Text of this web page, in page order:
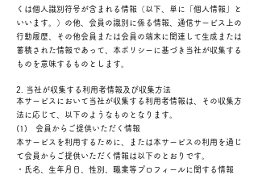
くは個人識別符号が含まれる情報（以下、単に「個人情報」と
いいます。）の他、会員の識別に係る情報、通信サービス上の
行動履歴、その他会員または会員の端末に関連して生成または
蓄積された情報であって、本ポリシーに基づき当社が収集する
ものを意味するものとします。
2. 当社が収集する利用者情報及び収集方法
本サービスにおいて当社が収集する利用者情報は、その収集方
法に応じて、以下のようなものとなります。
(1) 会員からご提供いただく情報
本サービスを利用するために、または本サービスの利用を通じ
て会員からご提供いただく情報は以下のとおりです。
・氏名、生年月日、性別、職業等プロフィールに関する情報